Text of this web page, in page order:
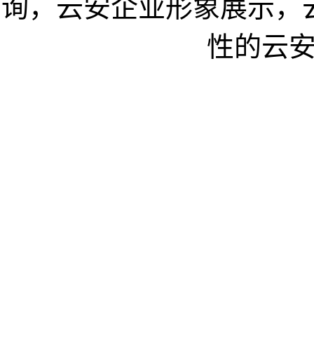
询，云安企业形象展示
性的云